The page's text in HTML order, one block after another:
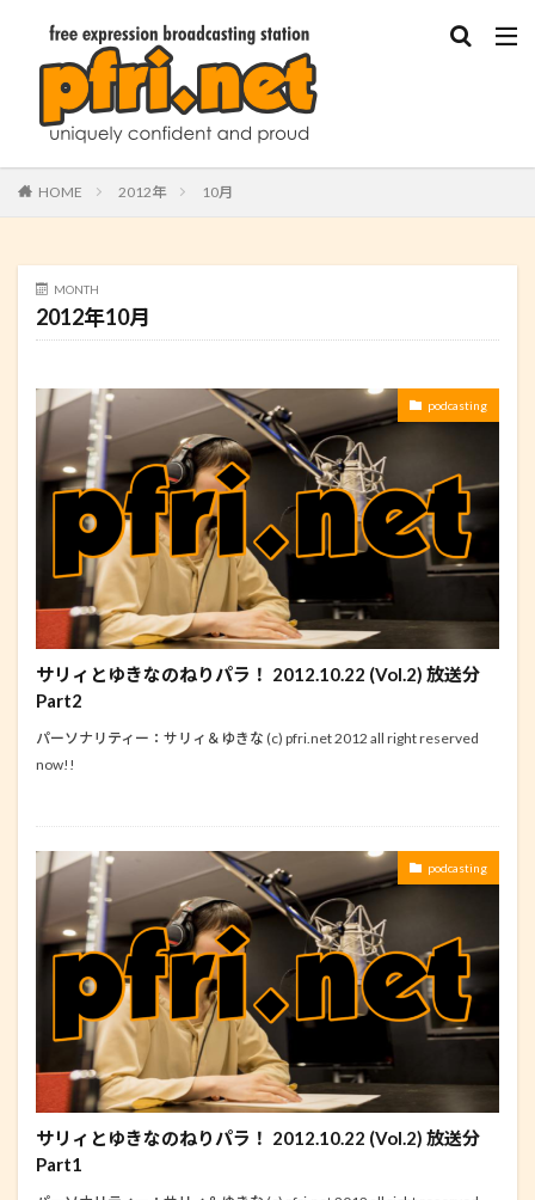
HOME 2012年 10月
MONTH
2012年10月
podcasting
サリィとゆきなのねりパラ！ 2012.10.22 (Vol.2) 放送分
Part2
パーソナリティー：サリィ＆ゆきな (c) pfri.net 2012 all right reserved
now!!
podcasting
サリィとゆきなのねりパラ！ 2012.10.22 (Vol.2) 放送分
Part1